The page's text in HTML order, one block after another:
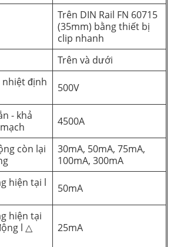
Trên DIN Rail FN 60715
(35mm) bằng thiết bị
clip nhanh
Trên và dưới
định
500V
- khả
4500A
còn lại
30mA, 50mA, 75mA,
100mA, 300mA
hiện tại l
50mA
hiện tại
l △
25mA